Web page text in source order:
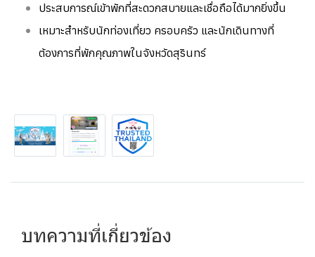
ประสบการณ์เข้าพักที่สะดวกสบายและเชื่อถือได้มากยิ่งขึ้น
เหมาะสำหรับนักท่องเที่ยว ครอบครัว และนักเดินทางที่
ต้องการที่พักคุณภาพในจังหวัดสุรินทร์
บทความที่เกี่ยวข้อง